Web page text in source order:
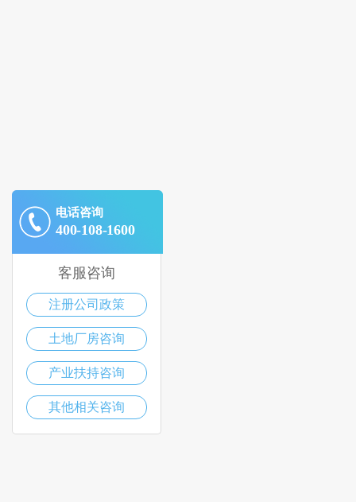
电话咨询
400-108-1600
客服咨询
注册公司政策
土地厂房咨询
产业扶持咨询
其他相关咨询